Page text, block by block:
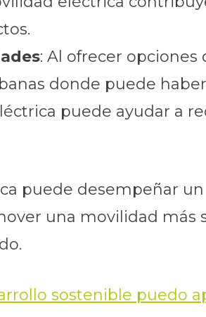
: Al ofrecer
donde puede
puede ayudar a
puede desempeñar
una movilidad más
sostenible puedo